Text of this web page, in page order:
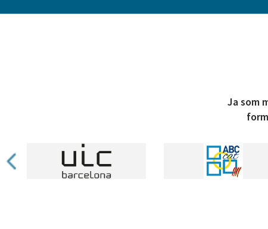
Ja som